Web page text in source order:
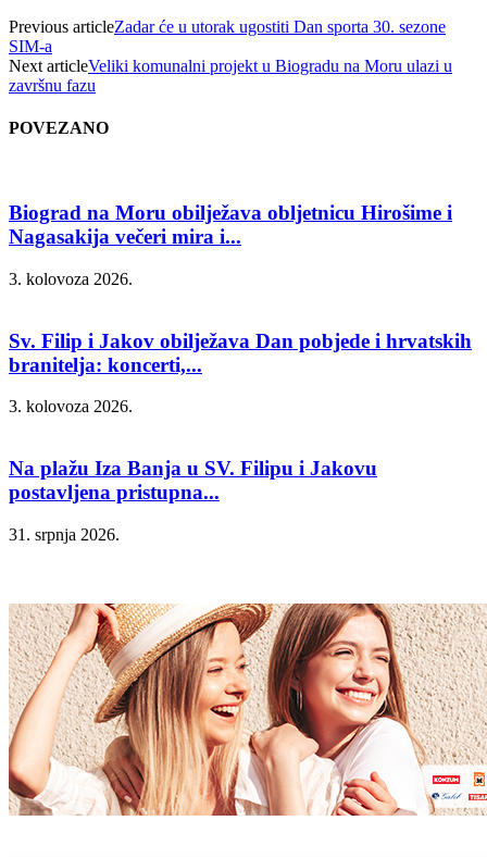
Previous articleZadar će u utorak ugostiti Dan sporta 30. sezone
SIM-a
Next articleVeliki komunalni projekt u Biogradu na Moru ulazi u
završnu fazu
POVEZANO
Biograd na Moru obilježava obljetnicu Hirošime i
Nagasakija večeri mira i...
3. kolovoza 2026.
Sv. Filip i Jakov obilježava Dan pobjede i hrvatskih
branitelja: koncerti,...
3. kolovoza 2026.
Na plažu Iza Banja u SV. Filipu i Jakovu
postavljena pristupna...
31. srpnja 2026.